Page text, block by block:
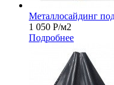
Металлосайдинг
1 050 Р/м2
Подробнее